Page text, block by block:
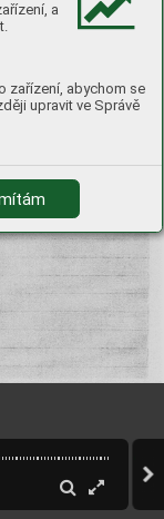
a
zařízení, abychom se
upravit ve Správě